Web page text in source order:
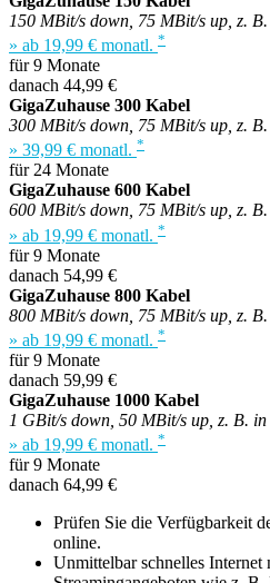
150 MBit/s down, 75 MBit/s up, z.
» ab 19,99 € monatl. *
für 9 Monate
danach 44,99 €
GigaZuhause 300 Kabel
300 MBit/s down, 75 MBit/s up, z.
» 39,99 € monatl. *
für 24 Monate
GigaZuhause 600 Kabel
600 MBit/s down, 75 MBit/s up, z.
» ab 19,99 € monatl. *
für 9 Monate
danach 54,99 €
GigaZuhause 800 Kabel
800 MBit/s down, 75 MBit/s up, z.
» ab 19,99 € monatl. *
für 9 Monate
danach 59,99 €
GigaZuhause 1000 Kabel
1 GBit/s down, 50 MBit/s up, z. B.
» ab 19,99 € monatl. *
für 9 Monate
danach 64,99 €
Prüfen Sie die Verfügbarkeit
online.
Unmittelbar schnelles Internet